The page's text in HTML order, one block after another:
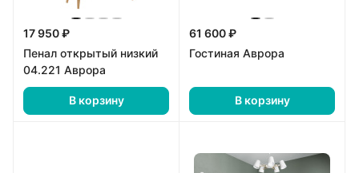
17 950 ₽
Пенал открытый низкий
04.221 Аврора
В корзину
61 600 ₽
Гостиная Аврора
В корзину